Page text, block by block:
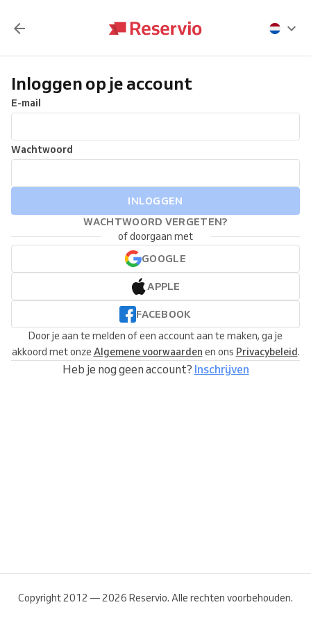
Inloggen op je account
E-mail
Wachtwoord
INLOGGEN
WACHTWOORD VERGETEN?
of doorgaan met
GOOGLE
APPLE
FACEBOOK
Door je aan te melden of een account aan te maken, ga je
akkoord met onze Algemene voorwaarden en ons Privacybeleid.
Heb je nog geen account? Inschrijven
Copyright 2012 — 2026 Reservio. Alle rechten voorbehouden.